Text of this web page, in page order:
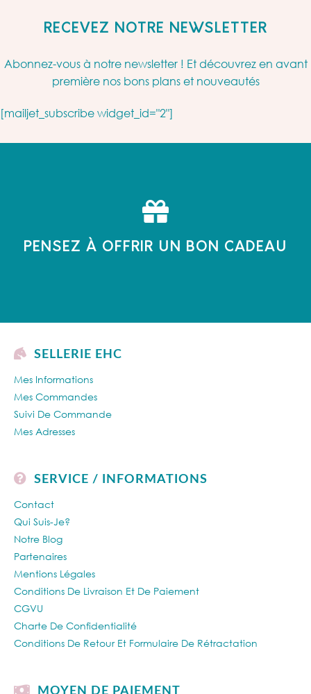
RECEVEZ NOTRE NEWSLETTER
Abonnez-vous à notre newsletter ! Et découvrez en avant
première nos bons plans et nouveautés
[mailjet_subscribe widget_id="2"]
PENSEZ À OFFRIR UN BON CADEAU
SELLERIE EHC
Mes Informations
Mes Commandes
Suivi De Commande
Mes Adresses
SERVICE / INFORMATIONS
Contact
Qui Suis-Je?
Notre Blog
Partenaires
Mentions Légales
Conditions De Livraison Et De Paiement
CGVU
Charte De Confidentialité
Conditions De Retour Et Formulaire De Rétractation
MOYEN DE PAIEMENT